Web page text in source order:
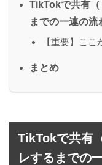
TikTokで共有（
までの一連の流
【重要】こ
まとめ
TikTokで共有
レするまでの